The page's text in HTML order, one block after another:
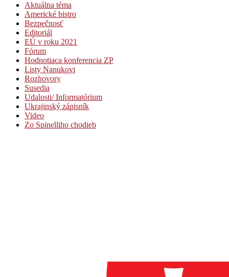
Aktuálna téma
Americké bistro
Bezpečnosť
Editoriál
EÚ v roku 2021
Fórum
Hodnotiaca konferencia ZP
Listy Nanukovi
Rozhovory
Susedia
Udalosti/ Informatórium
Ukrajinský zápisník
Video
Zo Spinelliho chodieb